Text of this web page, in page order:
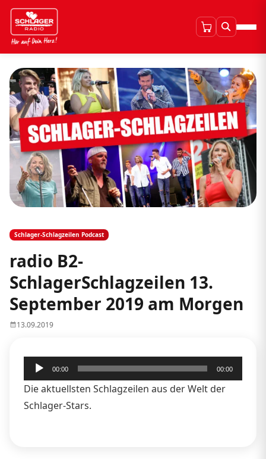
Schlager-Schlagzeilen Podcast
radio B2-
SchlagerSchlagzeilen 13.
September 2019 am Morgen
13.09.2019
Audio-
Player
00:00 00:00
Die aktuellsten Schlagzeilen aus der Welt der
Schlager-Stars.